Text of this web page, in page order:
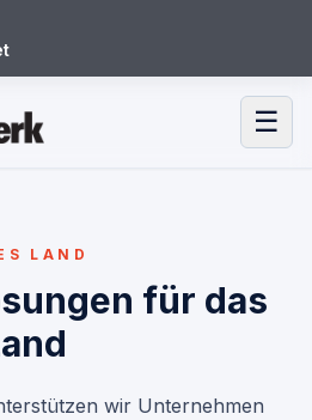
☰
LAND
für das
wir Unternehmen